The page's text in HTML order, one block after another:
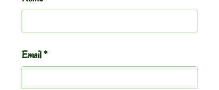
Email*